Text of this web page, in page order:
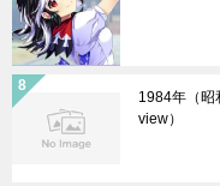
1984年（昭
view）